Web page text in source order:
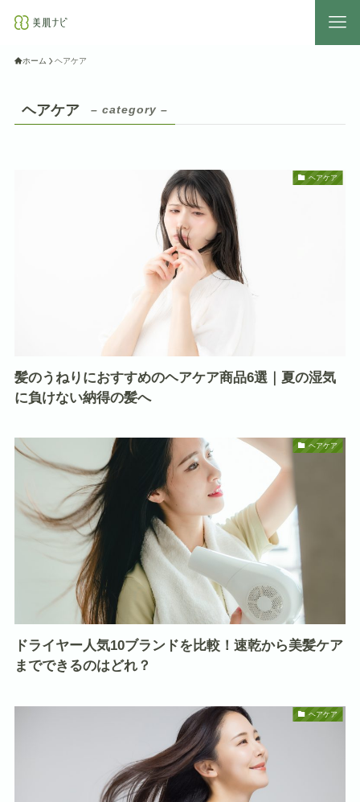
ホーム ヘアケア
ヘアケア – category –
ヘアケア
髪のうねりにおすすめのヘアケア商品6選｜夏の湿気
に負けない納得の髪へ
ヘアケア
ドライヤー人気10ブランドを比較！速乾から美髪ケア
までできるのはどれ？
ヘアケア